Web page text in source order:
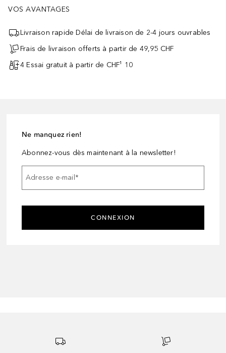
VOS AVANTAGES
Livraison rapide Délai de livraison de 2-4 jours ouvrables
Frais de livraison offerts à partir de 49,95 CHF
4 Essai gratuit à partir de CHF¹ 10
Ne manquez rien!
Abonnez-vous dès maintenant à la newsletter!
Adresse e-mail*
CONNEXION